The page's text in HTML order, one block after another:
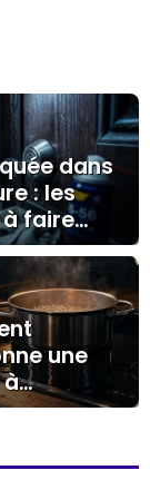
dans
: les
faire
le
une
? 25
et